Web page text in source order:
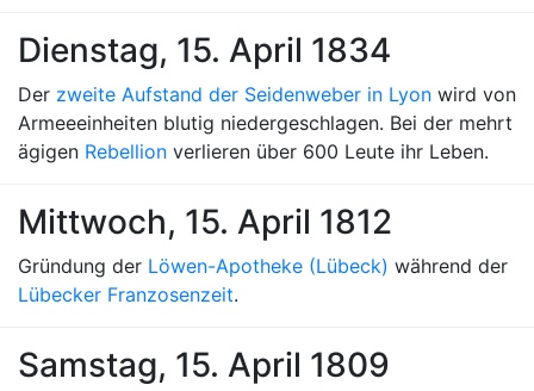
Dienstag, 15. April 1834
Der zweite Aufstand der Seidenweber in Lyon wird von
Armeeeinheiten blutig niedergeschlagen. Bei der mehrt
ägigen Rebellion verlieren über 600 Leute ihr Leben.
Mittwoch, 15. April 1812
Gründung der Löwen-Apotheke (Lübeck) während der
Lübecker Franzosenzeit.
Samstag, 15. April 1809